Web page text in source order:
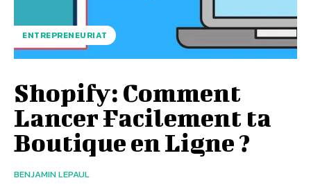
ENTREPRENEURIAT
Shopify: Comment
Lancer Facilement ta
Boutique en Ligne ?
BENJAMIN LEPAUL